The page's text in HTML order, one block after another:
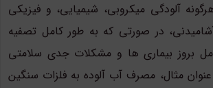
آلودگی میکروبی، شیمیایی، و فیزیکی
در صورتی که به طور کامل تصفیه
بروز بیماری ها و مشکلات جدی سلامتی
عنوان مثال، مصرف آب آلوده به فلزات سنگین